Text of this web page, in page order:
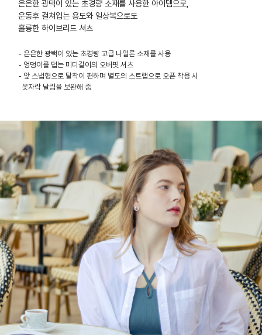
은은한 광택이 있는 초경량 소재를 사용한 아이템으로,
운동후 걸쳐입는 용도와 일상복으로도
훌륭한 하이브리드 셔츠
- 은은한 광택이 있는 초경량 고급 나일론 소재를 사용
- 엉덩이를 덥는 미디길이의 오버핏 셔츠
- 앞 스냅형으로 탈착이 편하며 별도의 스트랩으로 오픈 착용 시
옷자락 날림을 보완해 줌